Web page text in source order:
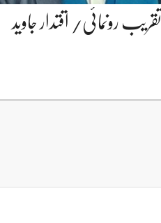
تقریب رونمائی/ اقتدار جاوید